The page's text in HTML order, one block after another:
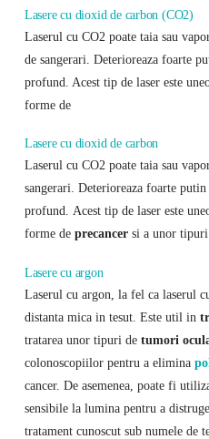
Lasere cu dioxid de carbon (CO2)
Laserul cu CO2 poate taia sau
de sangerari. Deterioreaza foarte
profund. Acest tip de laser este
forme de
Lasere cu dioxid de carbon
Laserul cu CO2 poate taia sau
sangerari. Deterioreaza foarte
profund. Acest tip de laser este
forme de precancersi a unor tipuri
Lasere cu argon
Laserul cu argon, la fel ca laserul
distanta mica in tesut. Este util in
tratarea unor tipuri detumori
colonoscopiilor pentru a elimina
cancer. De asemenea, poate fi
sensibile la lumina pentru a
tratament cunoscut sub numele de